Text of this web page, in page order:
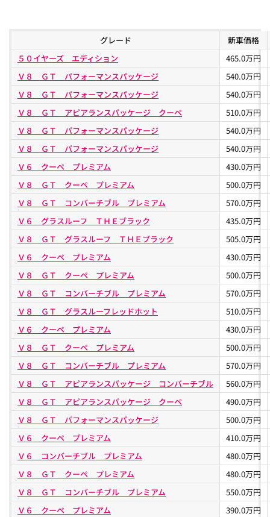
グレード
新車価格
５０イヤーズ エディション
465.0万円
Ｖ８ ＧＴ パフォーマンスパッケージ
540.0万円
Ｖ８ ＧＴ パフォーマンスパッケージ
540.0万円
Ｖ８ ＧＴ アピアランスパッケージ クーペ
510.0万円
Ｖ８ ＧＴ パフォーマンスパッケージ
540.0万円
Ｖ８ ＧＴ パフォーマンスパッケージ
540.0万円
Ｖ６ クーペ プレミアム
430.0万円
Ｖ８ ＧＴ クーペ プレミアム
500.0万円
Ｖ８ ＧＴ コンバーチブル プレミアム
570.0万円
Ｖ６ グラスルーフ ＴＨＥブラック
435.0万円
Ｖ８ ＧＴ グラスルーフ ＴＨＥブラック
505.0万円
Ｖ６ クーペ プレミアム
430.0万円
Ｖ８ ＧＴ クーペ プレミアム
500.0万円
Ｖ８ ＧＴ コンバーチブル プレミアム
570.0万円
Ｖ８ ＧＴ グラスルーフレッドホット
510.0万円
Ｖ６ クーペ プレミアム
430.0万円
Ｖ８ ＧＴ クーペ プレミアム
500.0万円
Ｖ８ ＧＴ コンバーチブル プレミアム
570.0万円
Ｖ８ ＧＴ アピアランスパッケージ コンバーチブル
560.0万円
Ｖ８ ＧＴ アピアランスパッケージ クーペ
490.0万円
Ｖ８ ＧＴ パフォーマンスパッケージ
500.0万円
Ｖ６ クーペ プレミアム
410.0万円
Ｖ６ コンバーチブル プレミアム
480.0万円
Ｖ８ ＧＴ クーペ プレミアム
480.0万円
Ｖ８ ＧＴ コンバーチブル プレミアム
550.0万円
Ｖ６ クーペ プレミアム
390.0万円